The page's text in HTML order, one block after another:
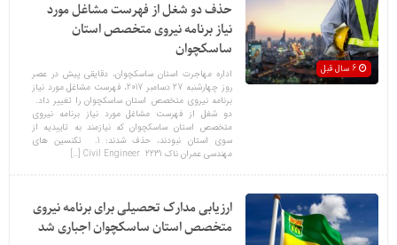
حذف دو شغل از فهرست مشاغل مورد
نیاز برنامه نیروی متخصص استان
ساسکچوان
اداره مهاجرت استان ساسکچوان، دقایقی پیش در عصر
روز چهارشنبه 27 دسامبر 2017، فهرست مشاغل مورد نیاز
برنامه نیروی متخصص استان ساسکچوان را تغییر داد.
دو شغل از فهرست مشاغل مورد نیاز برنامه نیروی
متخصص استان ساسکچوان که نیازمند به تاییدیه از
سوی استان نبودند، حذف شدند: 1. تکنسین های
مهندسی عمران ناک 2231 Civil Engineer […]
ارزیابی مدارک تحصیلی برای برنامه نیروی
متخصص استان ساسکچوان اجباری شد